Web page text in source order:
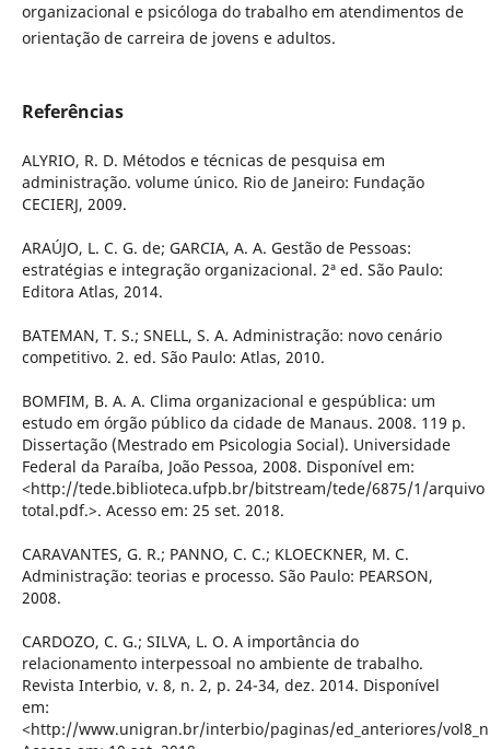
organizacional e psicóloga do trabalho em atendimentos de
orientação de carreira de jovens e adultos.
Referências
ALYRIO, R. D. Métodos e técnicas de pesquisa em
administração. volume único. Rio de Janeiro: Fundação
CECIERJ, 2009.
ARAÚJO, L. C. G. de; GARCIA, A. A. Gestão de Pessoas:
estratégias e integração organizacional. 2ª ed. São Paulo:
Editora Atlas, 2014.
BATEMAN, T. S.; SNELL, S. A. Administração: novo cenário
competitivo. 2. ed. São Paulo: Atlas, 2010.
BOMFIM, B. A. A. Clima organizacional e gespública: um
estudo em órgão público da cidade de Manaus. 2008. 119 p.
Dissertação (Mestrado em Psicologia Social). Universidade
Federal da Paraíba, João Pessoa, 2008. Disponível em:
<http://tede.biblioteca.ufpb.br/bitstream/tede/6875/1/arquivo
total.pdf.>. Acesso em: 25 set. 2018.
CARAVANTES, G. R.; PANNO, C. C.; KLOECKNER, M. C.
Administração: teorias e processo. São Paulo: PEARSON,
2008.
CARDOZO, C. G.; SILVA, L. O. A importância do
relacionamento interpessoal no ambiente de trabalho.
Revista Interbio, v. 8, n. 2, p. 24-34, dez. 2014. Disponível
em:
<http://www.unigran.br/interbio/paginas/ed_anteriores/